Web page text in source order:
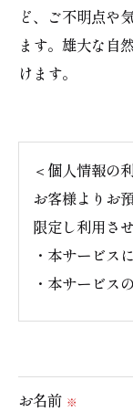
ど、ご不明点や
ます。雄大な自
けます。
＜個人情報の
お客様よりお
限定し利用さ
・本サービス
・本サービス
られた場合を除
お名前 ※